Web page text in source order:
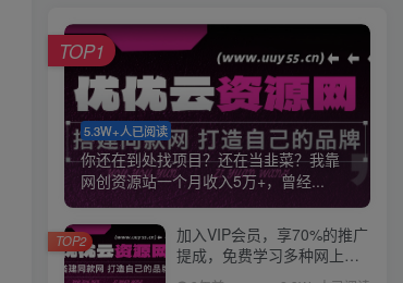
5.3W+人已阅读
你还在到处找项目？还在当韭菜？我靠
网创资源站一个月收入5万+，曾经...
TOP1
加入VIP会员，享70%的推广
提成，免费学习多种网上创
业课程，菜鸟秒变大神！
TOP2